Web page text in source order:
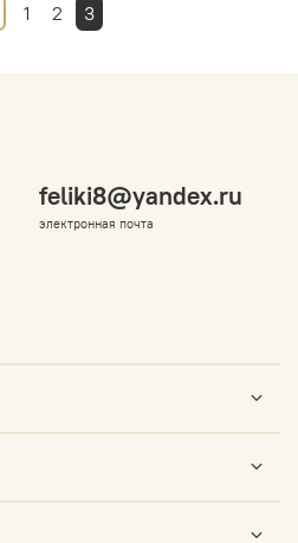
1 2 3
feliki8@yandex.ru
электронная почта